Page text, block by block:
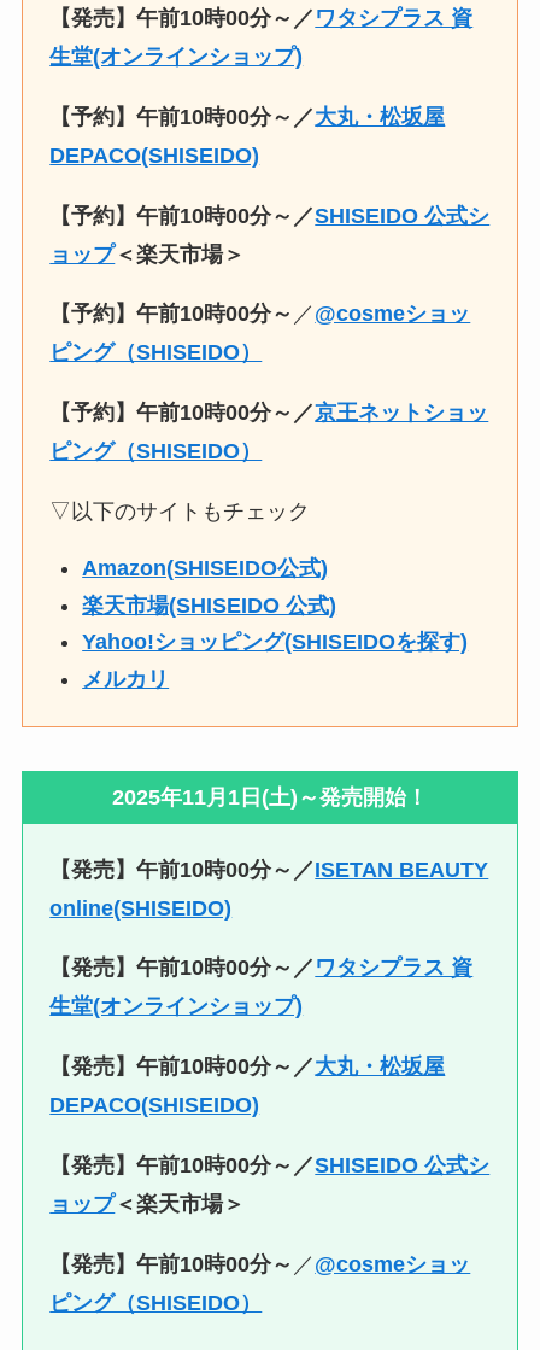
【発売】午前10時00分～／ ワタシプラス 資
生堂(オンラインショップ)
【予約】午前10時00分～／大丸・松坂屋
DEPACO(SHISEIDO)
【予約】午前10時00分～／SHISEIDO 公式シ
ョップ＜楽天市場＞
【予約】午前10時00分～ ／ @cosmeショッ
ピング（SHISEIDO）
【予約】午前10時00分～／京王ネットショッ
ピング（SHISEIDO）
▽以下のサイトもチェック
Amazon(SHISEIDO公式)
楽天市場(SHISEIDO 公式)
Yahoo!ショッピング(SHISEIDOを探す)
メルカリ
2025年11月1日(土)～発売開始！
【発売】午前10時00分～／ISETAN BEAUTY
online(SHISEIDO)
【発売】午前10時00分～／ ワタシプラス 資
生堂(オンラインショップ)
【発売】午前10時00分～／大丸・松坂屋
DEPACO(SHISEIDO)
【発売】午前10時00分～／SHISEIDO 公式シ
ョップ＜楽天市場＞
【発売】午前10時00分～ ／ @cosmeショッ
ピング（SHISEIDO）